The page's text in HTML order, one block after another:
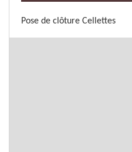
Pose de clôture Cellettes